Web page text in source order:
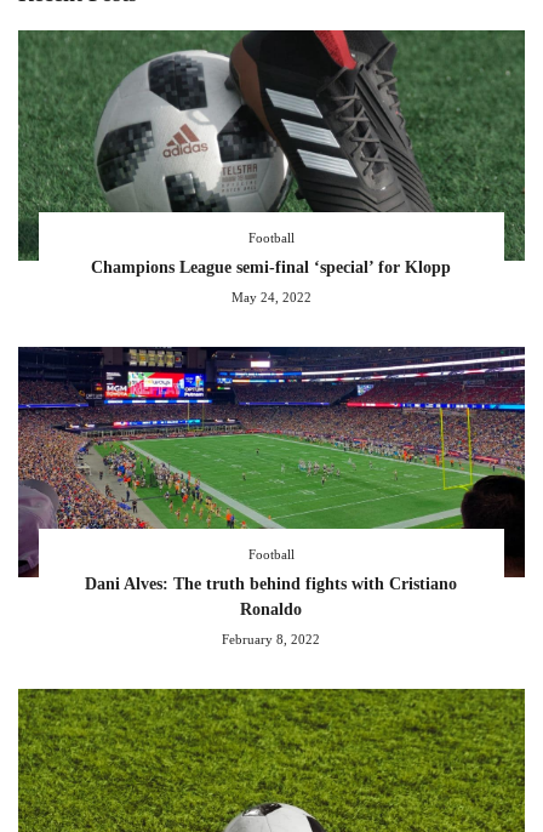
Football
Champions League semi-final ‘special’ for Klopp
May 24, 2022
Football
Dani Alves: The truth behind fights with Cristiano
Ronaldo
February 8, 2022